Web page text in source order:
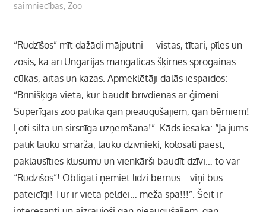
saimniecības, Zoo
“Rudzīšos” mīt dažādi mājputni – vistas, tītari, pīles un
zosis, kā arī Ungārijas mangalicas šķirnes sprogainās
cūkas, aitas un kazas. Apmeklētāji dalās iespaidos:
“Brīnišķīga vieta, kur baudīt brīvdienas ar ģimeni.
Superīgais zoo patika gan pieaugušajiem, gan bērniem!
Ļoti silta un sirsnīga uzņemšana!”. Kāds iesaka: “Ja jums
patīk lauku smarža, lauku dzīvnieki, kolosāli paēst,
paklausīties klusumu un vienkārši baudīt dzīvi… to var
“Rudzīšos”! Obligāti ņemiet līdzi bērnus… viņi būs
pateicīgi! Tur ir vieta peldei… meža spa!!!”. Šeit ir